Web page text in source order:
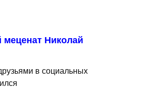
меценат Николай
в социальных